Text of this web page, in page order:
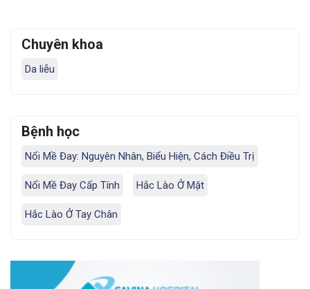
Chuyên khoa
Da liễu
Bệnh học
Nổi Mề Đay: Nguyên Nhân, Biểu Hiện, Cách Điều Trị
Nổi Mề Đay Cấp Tính Hắc Lào Ở Mặt
Hắc Lào Ở Tay Chân